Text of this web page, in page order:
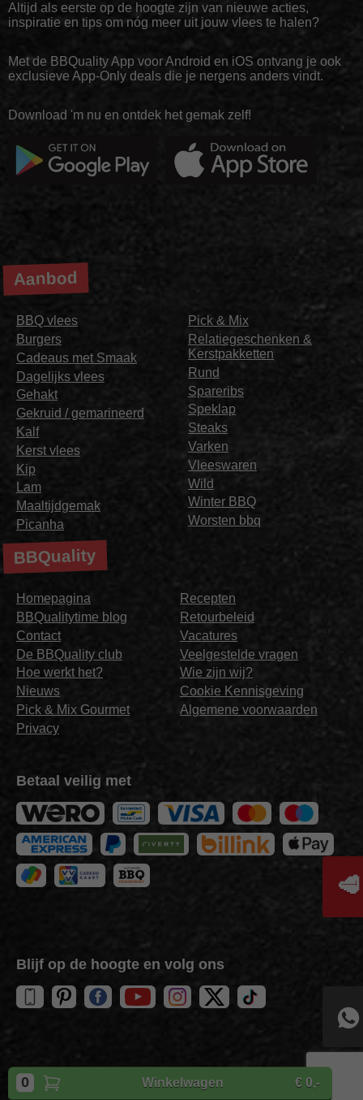
Winkelwagen
0 € 0,-
Altijd als eerste op de hoogte zijn van nieuwe acties,
inspiratie en tips om nóg meer uit jouw vlees te halen?
Met de BBQuality App voor Android en iOS ontvang je ook
exclusieve App-Only deals die je nergens anders vindt.
Download 'm nu en ontdek het gemak zelf!
Aanbod
BBQ vlees
Burgers
Cadeaus met Smaak
Dagelijks vlees
Gehakt
Gekruid / gemarineerd
Kalf
Kerst vlees
Kip
Lam
Maaltijdgemak
Picanha
Pick & Mix
Relatiegeschenken &
Kerstpakketten
Rund
Spareribs
Speklap
Steaks
Varken
Vleeswaren
Wild
Winter BBQ
Worsten bbq
BBQuality
Homepagina
BBQualitytime blog
Contact
De BBQuality club
Hoe werkt het?
Nieuws
Pick & Mix Gourmet
Privacy
Recepten
Retourbeleid
Vacatures
Veelgestelde vragen
Wie zijn wij?
Cookie Kennisgeving
Algemene voorwaarden
Betaal veilig met
Blijf op de hoogte en volg ons
CopyrightBBQuality
🥩